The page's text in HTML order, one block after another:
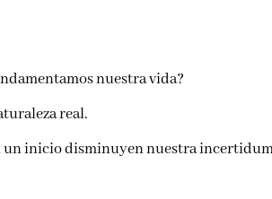
nuestra vida?
real.
inicio disminuyen nuestra